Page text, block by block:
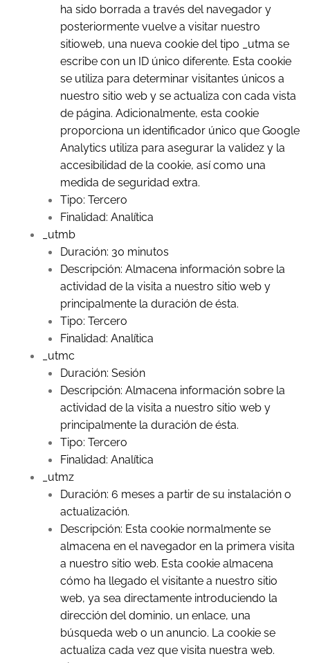
ha sido borrada a través del navegador y
posteriormente vuelve a visitar nuestro
sitioweb, una nueva cookie del tipo _utma se
escribe con un ID único diferente. Esta cookie
se utiliza para determinar visitantes únicos a
nuestro sitio web y se actualiza con cada vista
de página. Adicionalmente, esta cookie
proporciona un identificador único que Google
Analytics utiliza para asegurar la validez y la
accesibilidad de la cookie, así como una
medida de seguridad extra.
Tipo: Tercero
Finalidad: Analítica
_utmb
Duración: 30 minutos
Descripción: Almacena información sobre la
actividad de la visita a nuestro sitio web y
principalmente la duración de ésta.
Tipo: Tercero
Finalidad: Analítica
_utmc
Duración: Sesión
Descripción: Almacena información sobre la
actividad de la visita a nuestro sitio web y
principalmente la duración de ésta.
Tipo: Tercero
Finalidad: Analítica
_utmz
Duración: 6 meses a partir de su instalación o
actualización.
Descripción: Esta cookie normalmente se
almacena en el navegador en la primera visita
a nuestro sitio web. Esta cookie almacena
cómo ha llegado el visitante a nuestro sitio
web, ya sea directamente introduciendo la
dirección del dominio, un enlace, una
búsqueda web o un anuncio. La cookie se
actualiza cada vez que visita nuestra web.